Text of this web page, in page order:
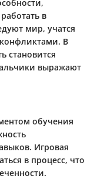
в
мир, учатся
В
становится
выражают
обучения
Игровая
в процесс, что